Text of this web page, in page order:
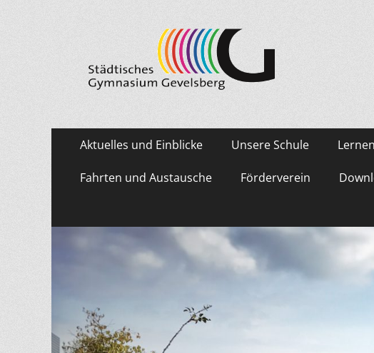
Städtisches
Primäres
Zum
Inhalt
springen
Aktuelles und Einblicke Unsere Schule
Fahrten und Austausche Förderverein